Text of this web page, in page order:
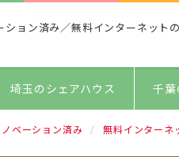
ョン済み／無料インターネット
埼玉のシェアハウス 千
ベーション済み 無料インターネ